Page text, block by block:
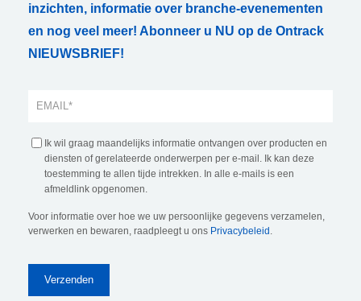
inzichten, informatie over branche-evenementen
en nog veel meer! Abonneer u NU op de Ontrack
NIEUWSBRIEF!
Ik wil graag maandelijks informatie ontvangen over producten en
diensten of gerelateerde onderwerpen per e-mail. Ik kan deze
toestemming te allen tijde intrekken. In alle e-mails is een
afmeldlink opgenomen.
Voor informatie over hoe we uw persoonlijke gegevens verzamelen,
verwerken en bewaren, raadpleegt u ons Privacybeleid